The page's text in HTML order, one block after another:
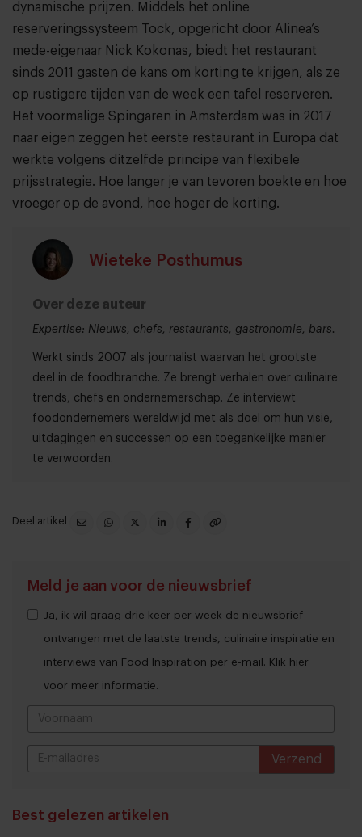
dynamische prijzen. Middels het online
reserveringssysteem Tock, opgericht door Alinea’s
mede-eigenaar Nick Kokonas, biedt het restaurant
sinds 2011 gasten de kans om korting te krijgen, als ze
op rustigere tijden van de week een tafel reserveren.
Het voormalige Spingaren in Amsterdam was in 2017
naar eigen zeggen het eerste restaurant in Europa dat
werkte volgens ditzelfde principe van flexibele
prijsstrategie. Hoe langer je van tevoren boekte en hoe
vroeger op de avond, hoe hoger de korting.
Wieteke Posthumus
Over deze auteur
Expertise: Nieuws, chefs, restaurants, gastronomie, bars.
Werkt sinds 2007 als journalist waarvan het grootste
deel in de foodbranche. Ze brengt verhalen over culinaire
trends, chefs en ondernemerschap. Ze interviewt
foodondernemers wereldwijd met als doel om hun visie,
uitdagingen en successen op een toegankelijke manier
te verwoorden.
Deel artikel
Meld je aan voor de nieuwsbrief
Ja, ik wil graag drie keer per week de nieuwsbrief
ontvangen met de laatste trends, culinaire inspiratie en
interviews van Food Inspiration per e-mail. Klik hier
voor meer informatie.
Verzend
Best gelezen artikelen